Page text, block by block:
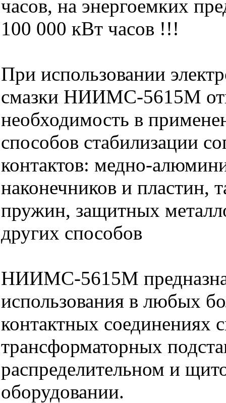
часов, на энергоемких
100 000 кВт часов !!!
При использовании
смазки НИИМС-5615М
необходимость в
способов стабилизации
контактов: медно-
наконечников и пластин,
пружин, защитных
других способов
НИИМС-5615М
использования в любых
контактных соединениях
трансформаторных
распределительном и
оборудовании.